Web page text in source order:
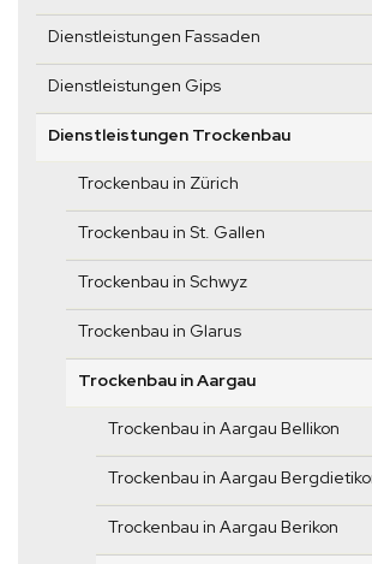
Dienstleistungen Fassaden
Dienstleistungen Gips
Dienstleistungen Trockenbau
Trockenbau in Zürich
Trockenbau in St. Gallen
Trockenbau in Schwyz
Trockenbau in Glarus
Trockenbau in Aargau
Trockenbau in Aargau Bellikon
Trockenbau in Aargau
Trockenbau in Aargau Berikon